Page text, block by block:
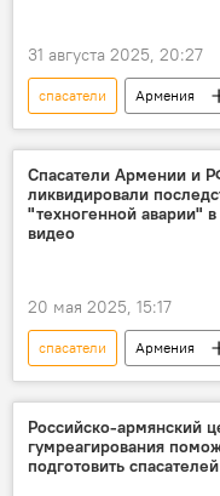
31 августа 2025, 20:27
спасатели Армения
Видео
пожар
Спасатели Армении и
ликвидировали
"техногенной аварии"
видео
20 мая 2025, 15:17
спасатели Армения
Россия
Российско-армянский
гумреагирования
подготовить спасателей